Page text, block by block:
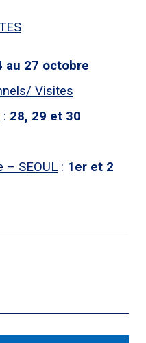
au 27 octobre
Visites
: 28, 29 et 30
– SEOUL : 1er et 2